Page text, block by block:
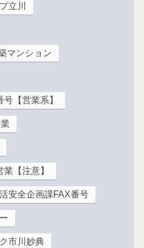
立川
マンション
【営業系】
【注意】
安全企画課FAX番号
市川妙典